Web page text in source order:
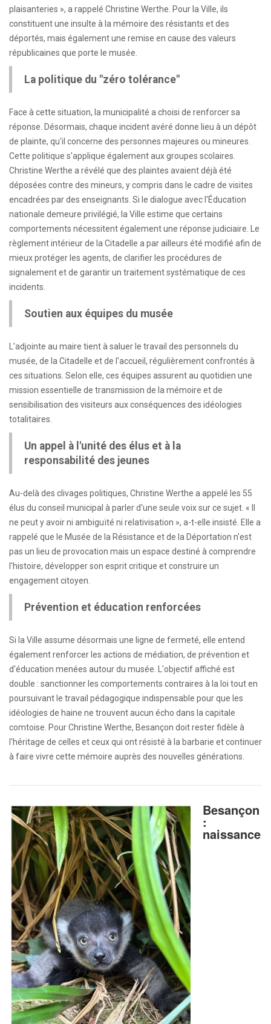
plaisanteries », a rappelé Christine Werthe. Pour la Ville, ils
constituent une insulte à la mémoire des résistants et des
déportés, mais également une remise en cause des valeurs
républicaines que porte le musée.
La politique du "zéro tolérance"
Face à cette situation, la municipalité a choisi de renforcer sa
réponse. Désormais, chaque incident avéré donne lieu à un dépôt
de plainte, qu'il concerne des personnes majeures ou mineures.
Cette politique s'applique également aux groupes scolaires.
Christine Werthe a révélé que des plaintes avaient déjà été
déposées contre des mineurs, y compris dans le cadre de visites
encadrées par des enseignants. Si le dialogue avec l'Éducation
nationale demeure privilégié, la Ville estime que certains
comportements nécessitent également une réponse judiciaire. Le
règlement intérieur de la Citadelle a par ailleurs été modifié afin de
mieux protéger les agents, de clarifier les procédures de
signalement et de garantir un traitement systématique de ces
incidents.
Soutien aux équipes du musée
L'adjointe au maire tient à saluer le travail des personnels du
musée, de la Citadelle et de l'accueil, régulièrement confrontés à
ces situations. Selon elle, ces équipes assurent au quotidien une
mission essentielle de transmission de la mémoire et de
sensibilisation des visiteurs aux conséquences des idéologies
totalitaires.
Un appel à l'unité des élus et à la
responsabilité des jeunes
Au-delà des clivages politiques, Christine Werthe a appelé les 55
élus du conseil municipal à parler d'une seule voix sur ce sujet. « Il
ne peut y avoir ni ambiguïté ni relativisation », a-t-elle insisté. Elle a
rappelé que le Musée de la Résistance et de la Déportation n'est
pas un lieu de provocation mais un espace destiné à comprendre
l'histoire, développer son esprit critique et construire un
engagement citoyen.
Prévention et éducation renforcées
Si la Ville assume désormais une ligne de fermeté, elle entend
également renforcer les actions de médiation, de prévention et
d'éducation menées autour du musée. L'objectif affiché est
double : sanctionner les comportements contraires à la loi tout en
poursuivant le travail pédagogique indispensable pour que les
idéologies de haine ne trouvent aucun écho dans la capitale
comtoise. Pour Christine Werthe, Besançon doit rester fidèle à
l'héritage de celles et ceux qui ont résisté à la barbarie et continuer
à faire vivre cette mémoire auprès des nouvelles générations.
Besançon
:
naissance